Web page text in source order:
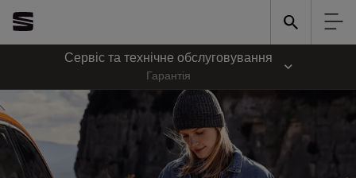
Сервіс та технічне обслуговування
Гарантія